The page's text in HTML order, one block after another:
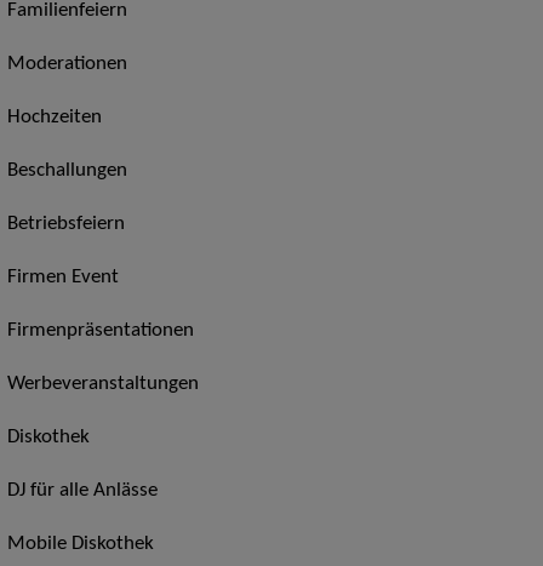
Familienfeiern
Moderationen
Hochzeiten
Beschallungen
Betriebsfeiern
Firmen Event
Firmenpräsentationen
Werbeveranstaltungen
Diskothek
DJ für alle Anlässe
Mobile Diskothek